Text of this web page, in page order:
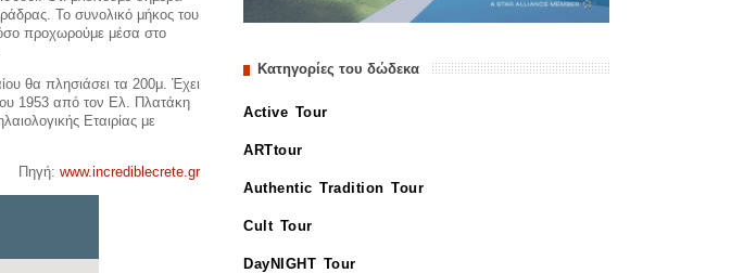
Το συνολικό μήκος του
προχωρούμε μέσα στο
θα πλησιάσει τα 200μ. Έχει
1953 από τον Ελ. Πλατάκη
Εταιρίας με
Πηγή:www.incrediblecrete.gr
Κατηγορίες του δώδεκα
Active Tour
ARTtour
Authentic Tradition Tour
Cult Tour
DayNIGHT Tour